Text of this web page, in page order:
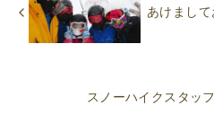
あけまし
スノーハイクスタッ